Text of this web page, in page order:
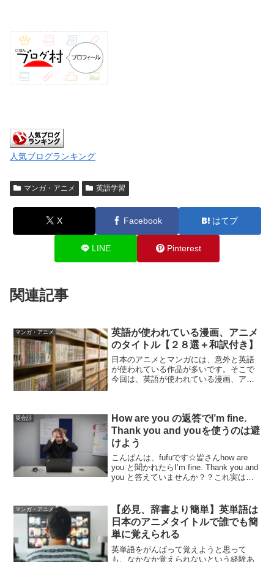
人気ブログランキング
マンガ・アニメ 英語学習
X Facebook はてブ
LINE Pinterest
関連記事
マンガ・アニメ
英語が使われている漫画、アニメ
のタイトル【２８選＋和訳付き】
日本のアニメとマンガには、意外と英語
が使われている作品が多いです。そこで
今回は、英語が使われている漫画、アニ
もあり、普通にアニメを見...
英会話
How are you の返答でI’m fine.
Thank you and youを使うのは避
けよう
こんばんは、fufuです☆皆さんhow are
you と聞かれたらI’m fine. Thank you and
you と答えていませんか？？これ実は、
いのと...
マンガ・アニメ
【必見、辞書より簡単】英単語は
日本のアニメタイトルで誰でも簡
単に覚えられる
英単語をがんばって覚えようと思って
も、なかなか覚えられないという経験あ